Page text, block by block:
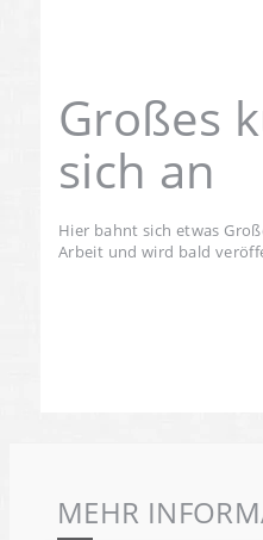
Großes
sich an
Hier bahnt sich etwas
Arbeit und wird bald
MEHR